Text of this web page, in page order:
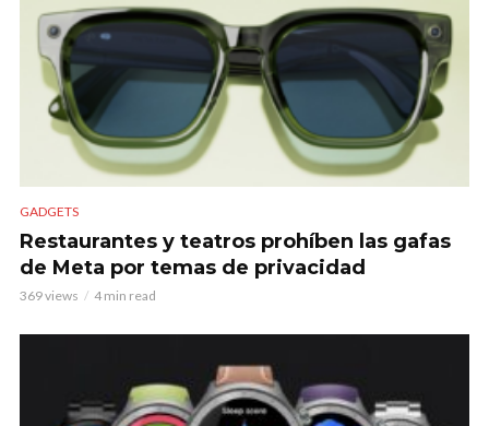
GADGETS
Restaurantes y teatros prohíben las gafas
de Meta por temas de privacidad
369 views 4 min read